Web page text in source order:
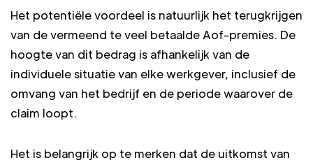
Het potentiële voordeel is natuurlijk het terugkrijgen
van de vermeend te veel betaalde Aof-premies. De
hoogte van dit bedrag is afhankelijk van de
individuele situatie van elke werkgever, inclusief de
omvang van het bedrijf en de periode waarover de
claim loopt.
Het is belangrijk op te merken dat de uitkomst van